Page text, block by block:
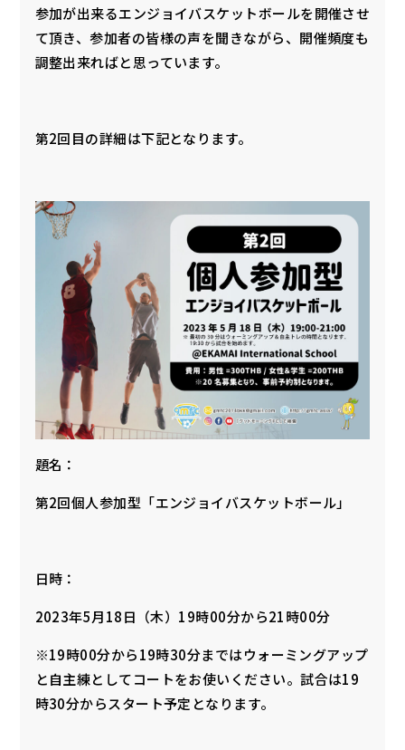
参加が出来るエンジョイバスケットボールを開催させ
て頂き、参加者の皆様の声を聞きながら、開催頻度も
調整出来ればと思っています。
第2回目の詳細は下記となります。
題名：
第2回個人参加型「エンジョイバスケットボール」
日時：
2023年5月18日（木）19時00分から21時00分
※19時00分から19時30分まではウォーミングアップ
と自主練としてコートをお使いください。試合は19
時30分からスタート予定となります。